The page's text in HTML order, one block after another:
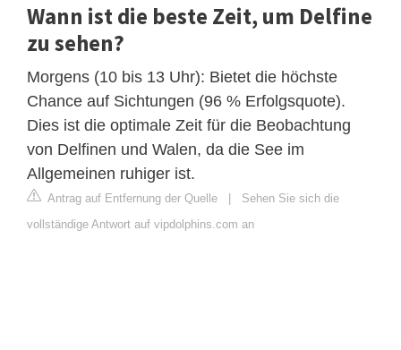
Wann ist die beste Zeit, um Delfine
zu sehen?
Morgens (10 bis 13 Uhr): Bietet die höchste
Chance auf Sichtungen (96 % Erfolgsquote).
Dies ist die optimale Zeit für die Beobachtung
von Delfinen und Walen, da die See im
Allgemeinen ruhiger ist.
Antrag auf Entfernung der Quelle | Sehen Sie sich die
vollständige Antwort auf vipdolphins.com an